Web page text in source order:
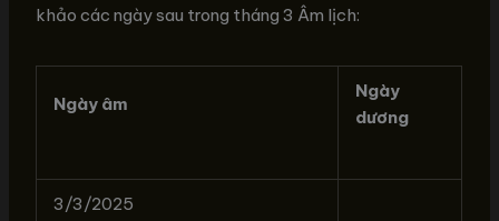
khảo các ngày sau trong tháng 3 Âm lịch:
Ngày âm
Ngày
dương
3/3/2025